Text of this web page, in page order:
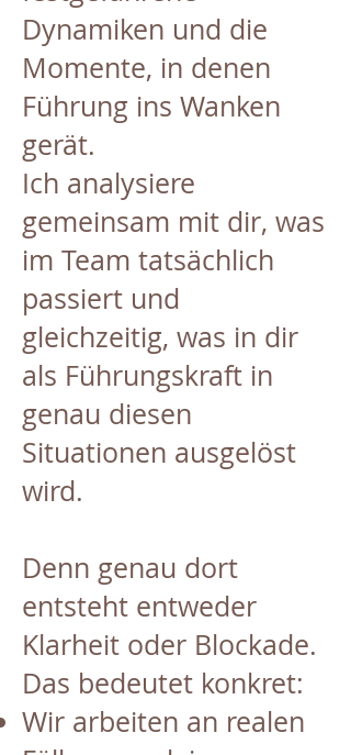
Dynamiken und die
Momente, in denen
Führung ins Wanken
gerät.
Ich analysiere
gemeinsam mit dir, was
im Team tatsächlich
passiert und
gleichzeitig, was in dir
als Führungskraft in
genau diesen
Situationen ausgelöst
wird.
Denn genau dort
entsteht entweder
Klarheit oder Blockade.
Das bedeutet konkret:
Wir arbeiten an realen